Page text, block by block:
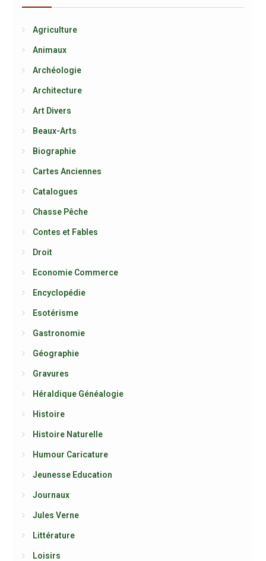
Agriculture
Animaux
Archéologie
Architecture
Art Divers
Beaux-Arts
Biographie
Cartes Anciennes
Catalogues
Chasse Pêche
Contes et Fables
Droit
Economie Commerce
Encyclopédie
Esotérisme
Gastronomie
Géographie
Gravures
Héraldique Généalogie
Histoire
Histoire Naturelle
Humour Caricature
Jeunesse Education
Journaux
Jules Verne
Littérature
Loisirs